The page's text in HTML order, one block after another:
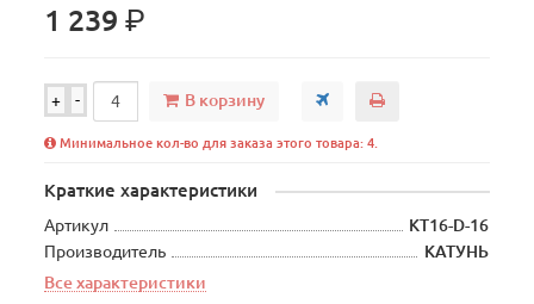
1 239р.
+ - В корзину
Минимальное кол-во для заказа этого товара: 4.
Краткие характеристики
Артикул
КТ16-D-16
Производитель
КАТУНЬ
Все характеристики